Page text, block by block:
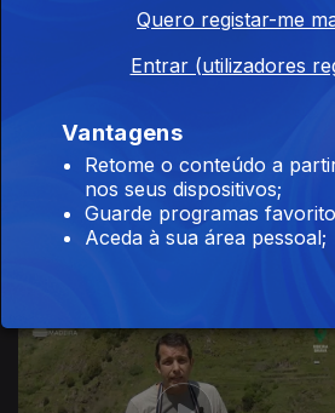
557762
Quero registar-me
Entrar (utilizadores
Vantagens
Retome o conteúdo a
nos seus dispositivos;
Guarde programas
Aceda à sua área pessoal;